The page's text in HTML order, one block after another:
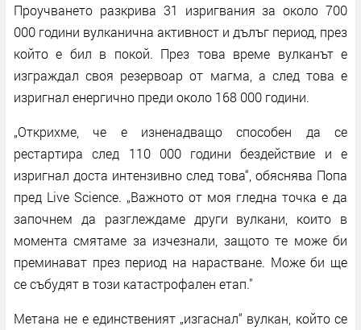
Проучването разкрива 31 изригвания за около 700
000 години вулканична активност и дълъг период, през
който е бил в покой. През това време вулканът е
изграждал своя резервоар от магма, а след това е
изригнал енергично преди около 168 000 години.
„Открихме, че е изненадващо способен да се
рестартира след 110 000 години бездействие и е
изригнал доста интензивно след това“, обяснява Попа
пред Live Science. „Важното от моя гледна точка е да
започнем да разглеждаме други вулкани, които в
момента смятаме за изчезнали, защото те може би
преминават през период на нарастване. Може би ще
се събудят в този катастрофален етап."
Метана не е единственият „изгаснал“ вулкан, който се